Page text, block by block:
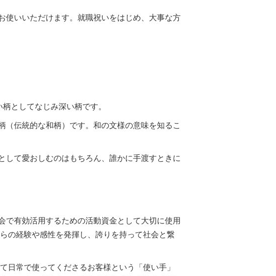
使いいただけます。就職祝いをはじめ、大事な方
としてなじみ深い柄です。
伝統的な和柄）です。和の文様の意味を知るこ
て愛おしむのはもちろん、誰かに手渡すときに
有効活用するための活動資金として大切に使用
の経験や感性を発揮し、誇りを持って社会と繋
日常で使ってくださるお客様という「使い手」